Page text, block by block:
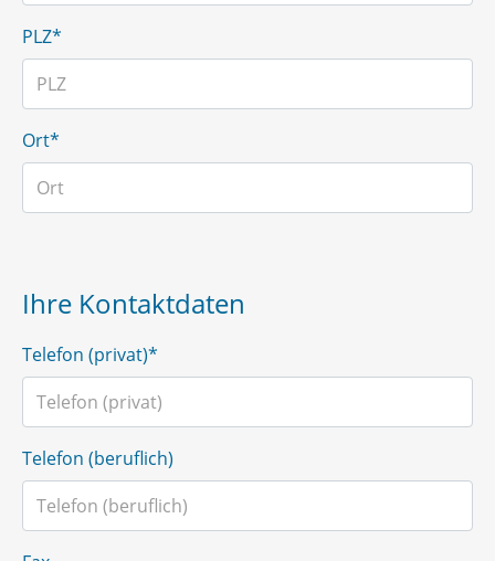
PLZ*
Ort*
Ihre Kontaktdaten
Telefon (privat)*
Telefon (beruflich)